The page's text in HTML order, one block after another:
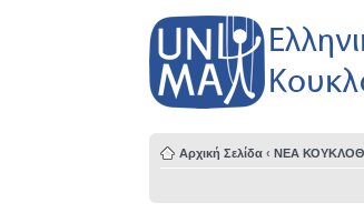
Αρχική Σελίδα ‹ ΝΕΑ